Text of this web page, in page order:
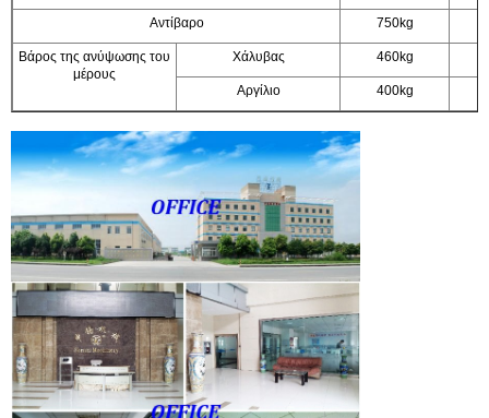
Αντίβαρο 750kg
Βάρος της ανύψωσης του
μέρους
Χάλυβας 460kg
Αργίλιο 400kg